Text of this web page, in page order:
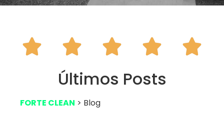
    
Últimos Posts
FORTE CLEAN > Blog